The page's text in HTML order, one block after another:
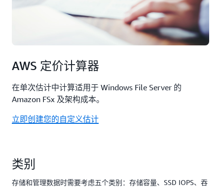
AWS 定价计算器
在单次估计中计算适用于 Windows File Server 的
Amazon FSx 及架构成本。
立即创建您的自定义估计
类别
存储和管理数据时需要考虑五个类别：存储容量、SSD IOPS、吞